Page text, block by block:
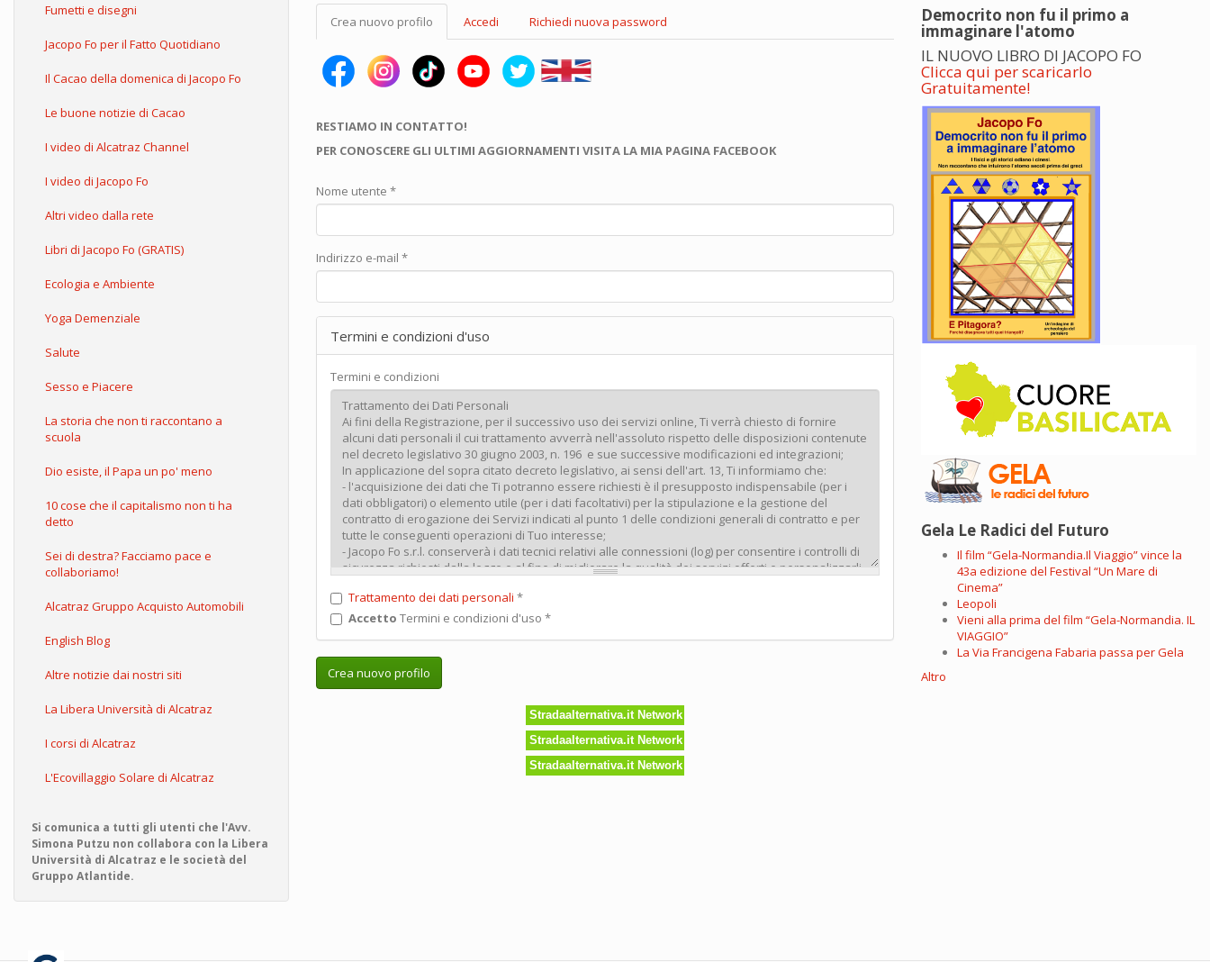
Fumetti e disegni
Jacopo Fo per il Fatto Quotidiano
Il Cacao della domenica di Jacopo Fo
Le buone notizie di Cacao
I video di Alcatraz Channel
I video di Jacopo Fo
Altri video dalla rete
Libri di Jacopo Fo (GRATIS)
Ecologia e Ambiente
Yoga Demenziale
Salute
Sesso e Piacere
La storia che non ti raccontano a
scuola
Dio esiste, il Papa un po' meno
10 cose che il capitalismo non ti ha
detto
Sei di destra? Facciamo pace e
collaboriamo!
Alcatraz Gruppo Acquisto Automobili
English Blog
Altre notizie dai nostri siti
La Libera Università di Alcatraz
I corsi di Alcatraz
L'Ecovillaggio Solare di Alcatraz
Si comunica a tutti gli utenti che l'Avv.
Simona Putzu non collabora con la Libera
Università di Alcatraz e le società del
Gruppo Atlantide.
Schede
primarie
Crea nuovo profilo (scheda
attiva)
Accedi Richiedi nuova password
RESTIAMO IN CONTATTO!
PER CONOSCERE GLI ULTIMI AGGIORNAMENTI VISITA LA MIA PAGINA FACEBOOK
Nome utente *
Indirizzo e-mail *
Termini e condizioni d'uso
Termini e condizioni
Trattamento dei dati personali *
Accetto Termini e condizioni d'uso *
Crea nuovo profilo
Stradaalternativa.it Network
Stradaalternativa.it Network
Stradaalternativa.it Network
Democrito non fu il primo a
immaginare l'atomo
IL NUOVO LIBRO DI JACOPO FO
Clicca qui per scaricarlo
Gratuitamente!
Gela Le Radici del Futuro
Il film “Gela-Normandia.Il Viaggio” vince la
43a edizione del Festival “Un Mare di
Cinema”
Leopoli
Vieni alla prima del film “Gela-Normandia. IL
VIAGGIO”
La Via Francigena Fabaria passa per Gela
Altro